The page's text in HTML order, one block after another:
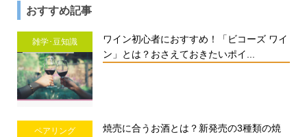
おすすめ記事
雑学･豆知識
ワイン初心者におすすめ！「ビコーズ ワイ
ン」とは？おさえておきたいポイ...
ペアリング
焼売に合うお酒とは？新発売の3種類の焼